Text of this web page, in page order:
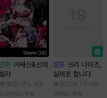
만화 어쌔신&신데
렐라
18만 나츠노 유조
6시간마다 무료
웹툰 쓰리 나이츠,
실제로 합니다
2만 고토 / 두나래
1일마다 무료